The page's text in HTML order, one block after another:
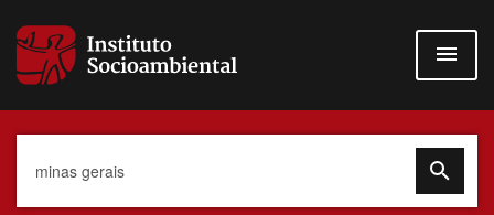
para
conteúdo